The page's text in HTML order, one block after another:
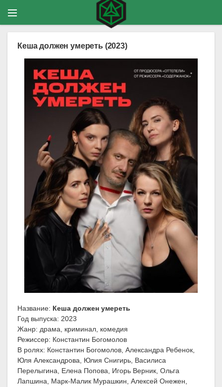
Кеша должен умереть (2023)
Название: Кеша должен умереть
Год выпуска: 2023
Жанр: драма, криминал, комедия
Режиссер: Константин Богомолов
В ролях: Константин Богомолов, Александра Ребенок,
Юля Александрова, Юлия Снигирь, Василиса
Перелыгина, Елена Попова, Игорь Верник, Ольга
Лапшина, Марк-Малик Мурашкин, Алексей Онежен,